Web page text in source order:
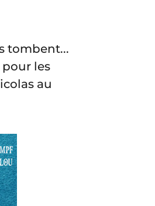
tombent...
les
au